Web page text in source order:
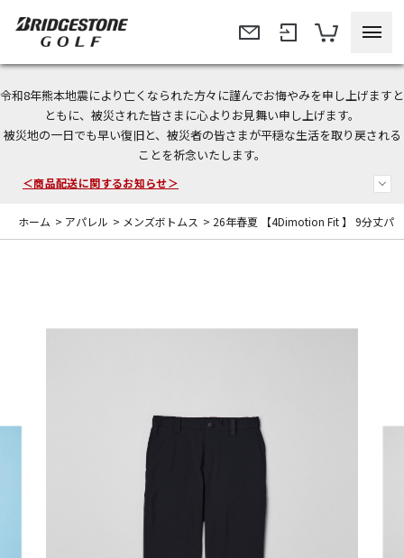
令和8年熊本地震により亡くなられた方々に謹んでお悔やみを申し上げますと
ともに、被災された皆さまに心よりお見舞い申し上げます。
被災地の一日でも早い復旧と、被災者の皆さまが平穏な生活を取り戻される
ことを祈念いたします。
＜夏季休暇中のご注文・発送・お問い合わせ＞
今なら新規会員登録で1,000円OFFクーポンプレゼント！
＜商品配送に関するお知らせ＞
ホーム > アパレル > メンズボトムス > 26年春夏 【4Dimotion Fit 】 9分丈パ